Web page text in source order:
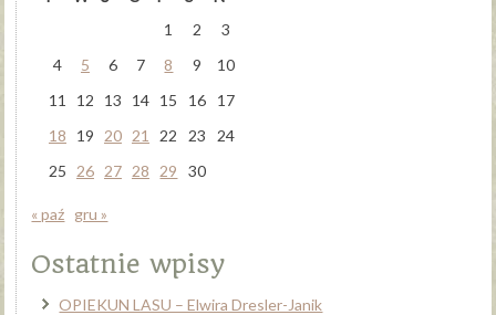
1
2
3
4
5 6 7 8 9
10
11
12 13 14 15 16
17
18
19 20 21 22 23
24
25
26 27 28 29 30
« paź gru »
Ostatnie wpisy
OPIEKUN LASU – Elwira Dresler-Janik